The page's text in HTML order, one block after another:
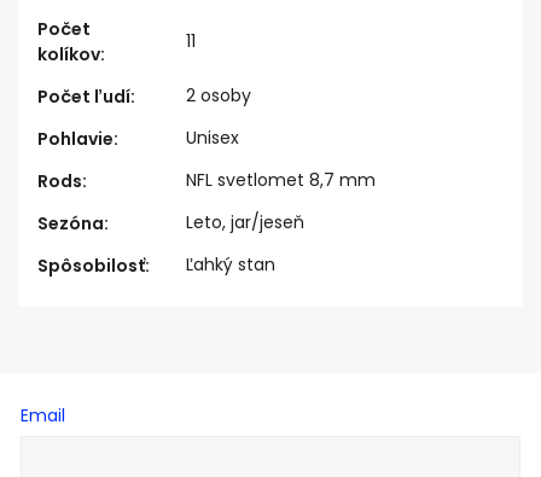
Počet
kolíkov:
11
Počet ľudí:
2 osoby
Pohlavie:
Unisex
Rods:
NFL svetlomet 8,7 mm
Sezóna:
Leto, jar/jeseň
Spôsobilosť: Ľahký stan
Email